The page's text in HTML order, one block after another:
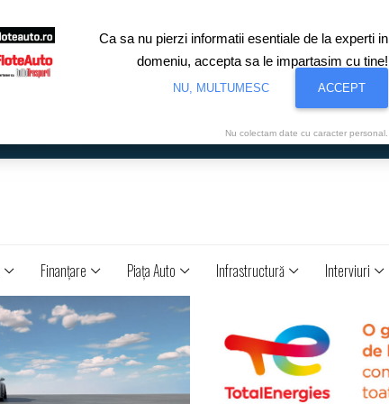
Finanţare Piaţa Auto Infrastructură Interviuri
Ca sa nu pierzi informatii esentiale de la experti in
domeniu, accepta sa le impartasim cu tine!
NU, MULTUMESC ACCEPT
Nu colectam date cu caracter personal.